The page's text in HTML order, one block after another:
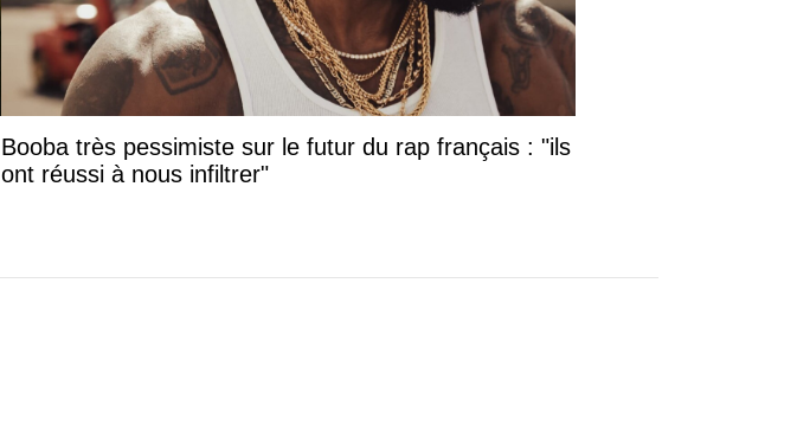
Booba très pessimiste sur le futur du rap français : "ils
ont réussi à nous infiltrer"